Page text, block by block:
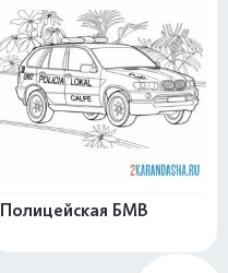
Полицейская БМВ